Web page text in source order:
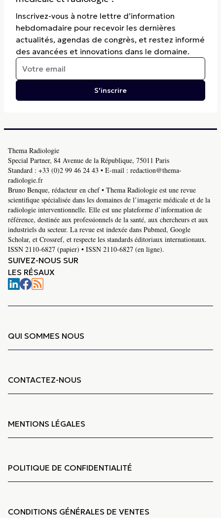
Inscrivez-vous à notre lettre d’information
hebdomadaire pour recevoir les dernières
actualités, agendas de congrès, et restez informé
des avancées et innovations dans le domaine.
S'inscrire
Thema Radiologie
Special Partner, 84 Avenue de la République, 75011 Paris
Standard : +33 (0)2 99 46 24 43 • E-mail : redaction@thema-
radiologie.fr
Bruno Benque, rédacteur en chef • Thema Radiologie est une revue
scientifique spécialisée dans les domaines de l’imagerie médicale et de la
radiologie interventionnelle. Elle est une plateforme d’information de
référence, destinée aux professionnels de la santé, aux chercheurs et aux
industriels du secteur. La revue est indexée dans Pubmed, Google
Scholar, et Crossref, et respecte les standards éditoriaux internationaux.
ISSN 2110-6827 (papier) • ISSN 2110-6827 (en ligne).
SUIVEZ-NOUS SUR
LES RÉSAUX
QUI SOMMES NOUS
CONTACTEZ-NOUS
MENTIONS LÉGALES
POLITIQUE DE CONFIDENTIALITÉ
CONDITIONS GÉNÉRALES DE VENTES